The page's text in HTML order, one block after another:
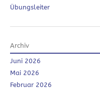
Übungsleiter
Archiv
Juni 2026
Mai 2026
Februar 2026